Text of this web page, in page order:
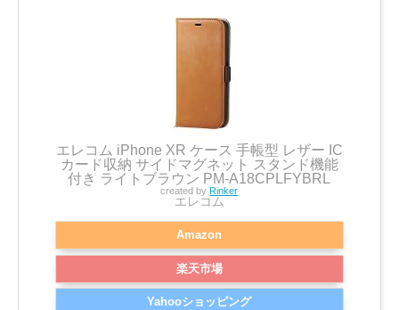
エレコム iPhone XR ケース 手帳型 レザー IC
カード収納 サイドマグネット スタンド機能
付き ライトブラウン PM-A18CPLFYBRL
created by Rinker
エレコム
Amazon
楽天市場
Yahooショッピング